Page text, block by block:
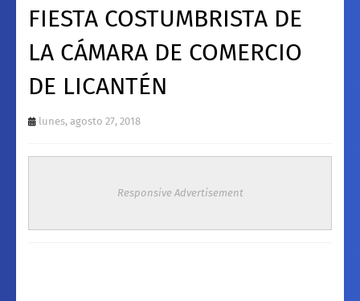
FIESTA COSTUMBRISTA DE
LA CÁMARA DE COMERCIO
DE LICANTÉN
lunes, agosto 27, 2018
Responsive Advertisement